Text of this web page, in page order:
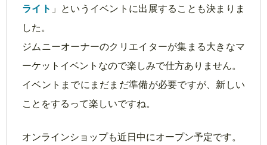
ライト 」というイベントに出展することも決まりま
した。
ジムニーオーナーのクリエイターが集まる大きなマ
ーケットイベントなので楽しみで仕方ありません。
イベントまでにまだまだ準備が必要ですが、新しい
ことをするって楽しいですね。
オンラインショップも近日中にオープン予定です。